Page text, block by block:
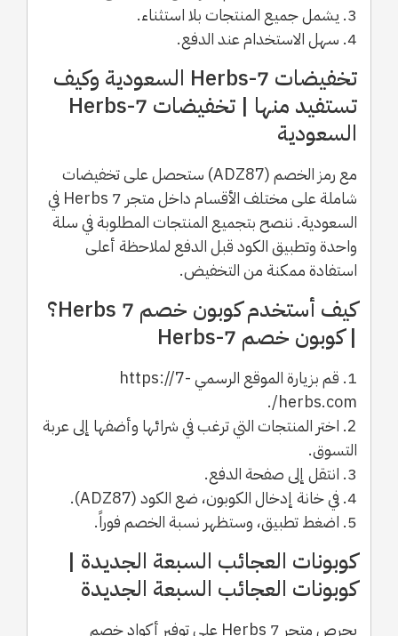
3. يشمل جميع المنتجات بلا استثناء.
4. سهل الاستخدام عند الدفع.
تخفيضات 7-Herbs السعودية وكيف
تستفيد منها | تخفيضات 7-Herbs
السعودية
مع رمز الخصم (ADZ87) ستحصل على تخفيضات
شاملة على مختلف الأقسام داخل متجر 7 Herbs في
السعودية. ننصح بتجميع المنتجات المطلوبة في سلة
واحدة وتطبيق الكود قبل الدفع لملاحظة أعلى
استفادة ممكنة من التخفيض.
كيف أستخدم كوبون خصم 7 Herbs؟
| كوبون خصم 7-Herbs
1. قم بزيارة الموقع الرسمي https://7-
herbs.com/.
2. اختر المنتجات التي ترغب في شرائها وأضفها إلى عربة
التسوق.
3. انتقل إلى صفحة الدفع.
4. في خانة إدخال الكوبون، ضع الكود (ADZ87).
5. اضغط تطبيق، وستظهر نسبة الخصم فوراً.
كوبونات العجائب السبعة الجديدة |
كوبونات العجائب السبعة الجديدة
يحرص متجر 7 Herbs على توفير أكواد خصم